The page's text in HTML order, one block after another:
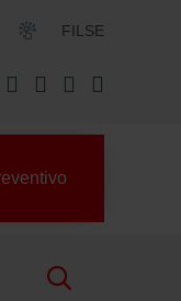
FILSE
